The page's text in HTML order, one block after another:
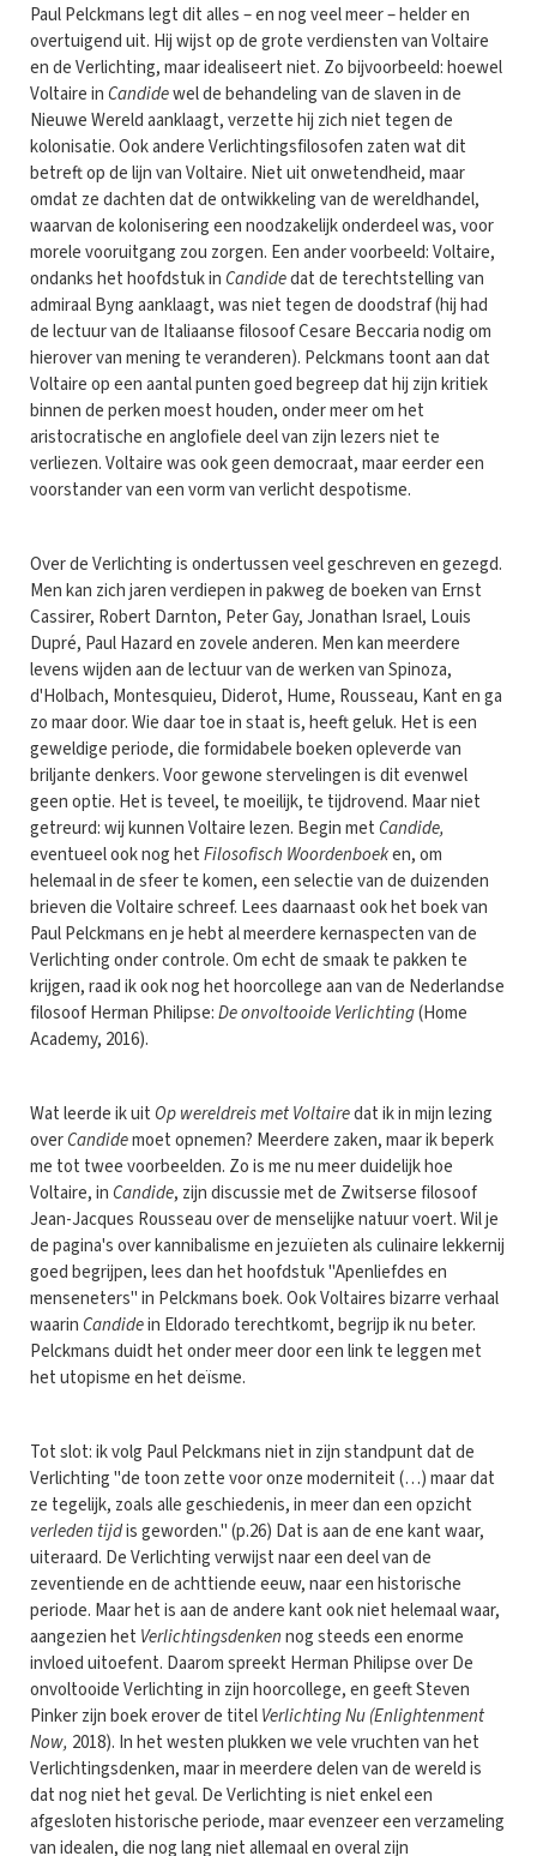
Paul Pelckmans legt dit alles – en nog veel meer – helder en
overtuigend uit. Hij wijst op de grote verdiensten van Voltaire
en de Verlichting, maar idealiseert niet. Zo bijvoorbeeld: hoewel
Voltaire in Candidewel de behandeling van de slaven in de
Nieuwe Wereld aanklaagt, verzette hij zich niet tegen de
kolonisatie. Ook andere Verlichtingsfilosofen zaten wat dit
betreft op de lijn van Voltaire. Niet uit onwetendheid, maar
omdat ze dachten dat de ontwikkeling van de wereldhandel,
waarvan de kolonisering een noodzakelijk onderdeel was, voor
morele vooruitgang zou zorgen. Een ander voorbeeld: Voltaire,
ondanks het hoofdstuk in Candidedat de terechtstelling van
admiraal Byng aanklaagt, was niet tegen de doodstraf (hij had
de lectuur van de Italiaanse filosoof Cesare Beccaria nodig om
hierover van mening te veranderen). Pelckmans toont aan dat
Voltaire op een aantal punten goed begreep dat hij zijn kritiek
binnen de perken moest houden, onder meer om het
aristocratische en anglofiele deel van zijn lezers niet te
verliezen. Voltaire was ook geen democraat, maar eerder een
voorstander van een vorm van verlicht despotisme.
Over de Verlichting is ondertussen veel geschreven en gezegd.
Men kan zich jaren verdiepen in pakweg de boeken van Ernst
Cassirer, Robert Darnton, Peter Gay, Jonathan Israel, Louis
Dupré, Paul Hazard en zovele anderen. Men kan meerdere
levens wijden aan de lectuur van de werken van Spinoza,
d'Holbach, Montesquieu, Diderot, Hume, Rousseau, Kant en ga
zo maar door. Wie daar toe in staat is, heeft geluk. Het is een
geweldige periode, die formidabele boeken opleverde van
briljante denkers. Voor gewone stervelingen is dit evenwel
geen optie. Het is teveel, te moeilijk, te tijdrovend. Maar niet
getreurd: wij kunnen Voltaire lezen. Begin met Candide,
eventueel ook nog hetFilosofisch Woordenboeken, om
helemaal in de sfeer te komen, een selectie van de duizenden
brieven die Voltaire schreef. Lees daarnaast ook het boek van
Paul Pelckmans en je hebt al meerdere kernaspecten van de
Verlichting onder controle. Om echt de smaak te pakken te
krijgen, raad ik ook nog het hoorcollege aan van de Nederlandse
filosoof Herman Philipse:De onvoltooide Verlichting(Home
Academy, 2016).
Wat leerde ik uit Op wereldreis met Voltairedat ik in mijn lezing
overCandidemoet opnemen? Meerdere zaken, maar ik beperk
me tot twee voorbeelden. Zo is me nu meer duidelijk hoe
Voltaire, in Candide, zijn discussie met de Zwitserse filosoof
Jean-Jacques Rousseau over de menselijke natuur voert. Wil je
de pagina's over kannibalisme en jezuïeten als culinaire lekkernij
goed begrijpen, lees dan het hoofdstuk "Apenliefdes en
menseneters" in Pelckmans boek. Ook Voltaires bizarre verhaal
waarin Candidein Eldorado terechtkomt, begrijp ik nu beter.
Pelckmans duidt het onder meer door een link te leggen met
het utopisme en het deïsme.
Tot slot: ik volg Paul Pelckmans niet in zijn standpunt dat de
Verlichting "de toon zette voor onze moderniteit (…) maar dat
ze tegelijk, zoals alle geschiedenis, in meer dan een opzicht
verleden tijdis geworden." (p.26) Dat is aan de ene kant waar,
uiteraard. De Verlichting verwijst naar een deel van de
zeventiende en de achttiende eeuw, naar een historische
periode. Maar het is aan de andere kant ook niet helemaal waar,
aangezien het Verlichtingsdenkennog steeds een enorme
invloed uitoefent. Daarom spreekt Herman Philipse over De
onvoltooide Verlichting in zijn hoorcollege, en geeft Steven
Pinker zijn boek erover de titelVerlichting Nu (Enlightenment
Now, 2018). In het westen plukken we vele vruchten van het
Verlichtingsdenken, maar in meerdere delen van de wereld is
dat nog niet het geval. De Verlichting is niet enkel een
afgesloten historische periode, maar evenzeer een verzameling
van idealen, die nog lang niet allemaal en overal zijn